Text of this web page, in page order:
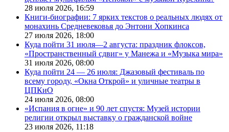
28 июля 2026, 16:59
Книги-биографии: 7 ярких текстов о реальных людях от
монахинь Средневековья до Энтони Хопкинса
27 июля 2026, 18:00
Куда пойти 31 июля—2 августа: праздник флоксов,
«Пространственный сдвиг» у Манежа и «Музыка мира»
31 июля 2026, 08:00
Куда пойти 24 — 26 июля: Джазовый фестиваль по
всему городу, «Окна Открой» и уличные театры в
ЦПКиО
24 июля 2026, 08:00
«Испания в огне» и 90 лет спустя: Музей истории
религии открыл выставку о гражданской войне
23 июля 2026, 11:18